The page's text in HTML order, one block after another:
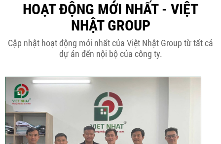
HOẠT ĐỘNG MỚI NHẤT - VIỆT
NHẬT GROUP
Cập nhật hoạt động mới nhất của Việt Nhật Group từ tất cả
dự án đến nội bộ của công ty.